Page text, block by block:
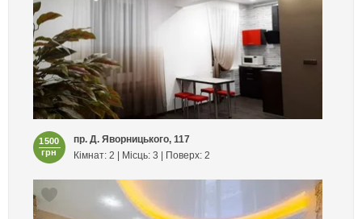
1500
грн
пр. Д. Яворницького, 117
Кімнат: 2 | Місць: 3 | Поверх: 2